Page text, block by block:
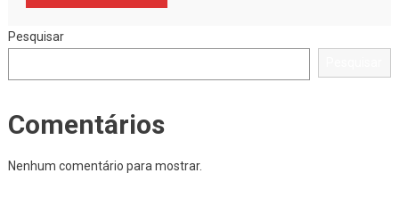
Pesquisar
Comentários
Nenhum comentário para mostrar.